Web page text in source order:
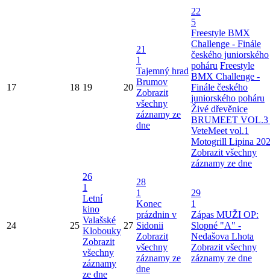
17 18 19 20
21
1
Tajemný hrad
Brumov
Zobrazit
všechny
záznamy ze
dne
22
5
Freestyle BMX
Challenge - Finále
českého juniorského
poháru Freestyle
BMX Challenge -
Finále českého
juniorského poháru
Živé dřevěnice
BRUMEET VOL.3
VeteMeet vol.1
Motogrill Lipina
Zobrazit všechny
záznamy ze dne
24 25
26
1
Letní
kino
Valašské
Klobouky
Zobrazit
všechny
záznamy
ze dne
27
28
1
Konec
prázdnin v
Sidonii
Zobrazit
všechny
záznamy ze
dne
29
1
Zápas MUŽI OP:
Slopné "A" -
Nedašova Lhota
Zobrazit všechny
záznamy ze dne